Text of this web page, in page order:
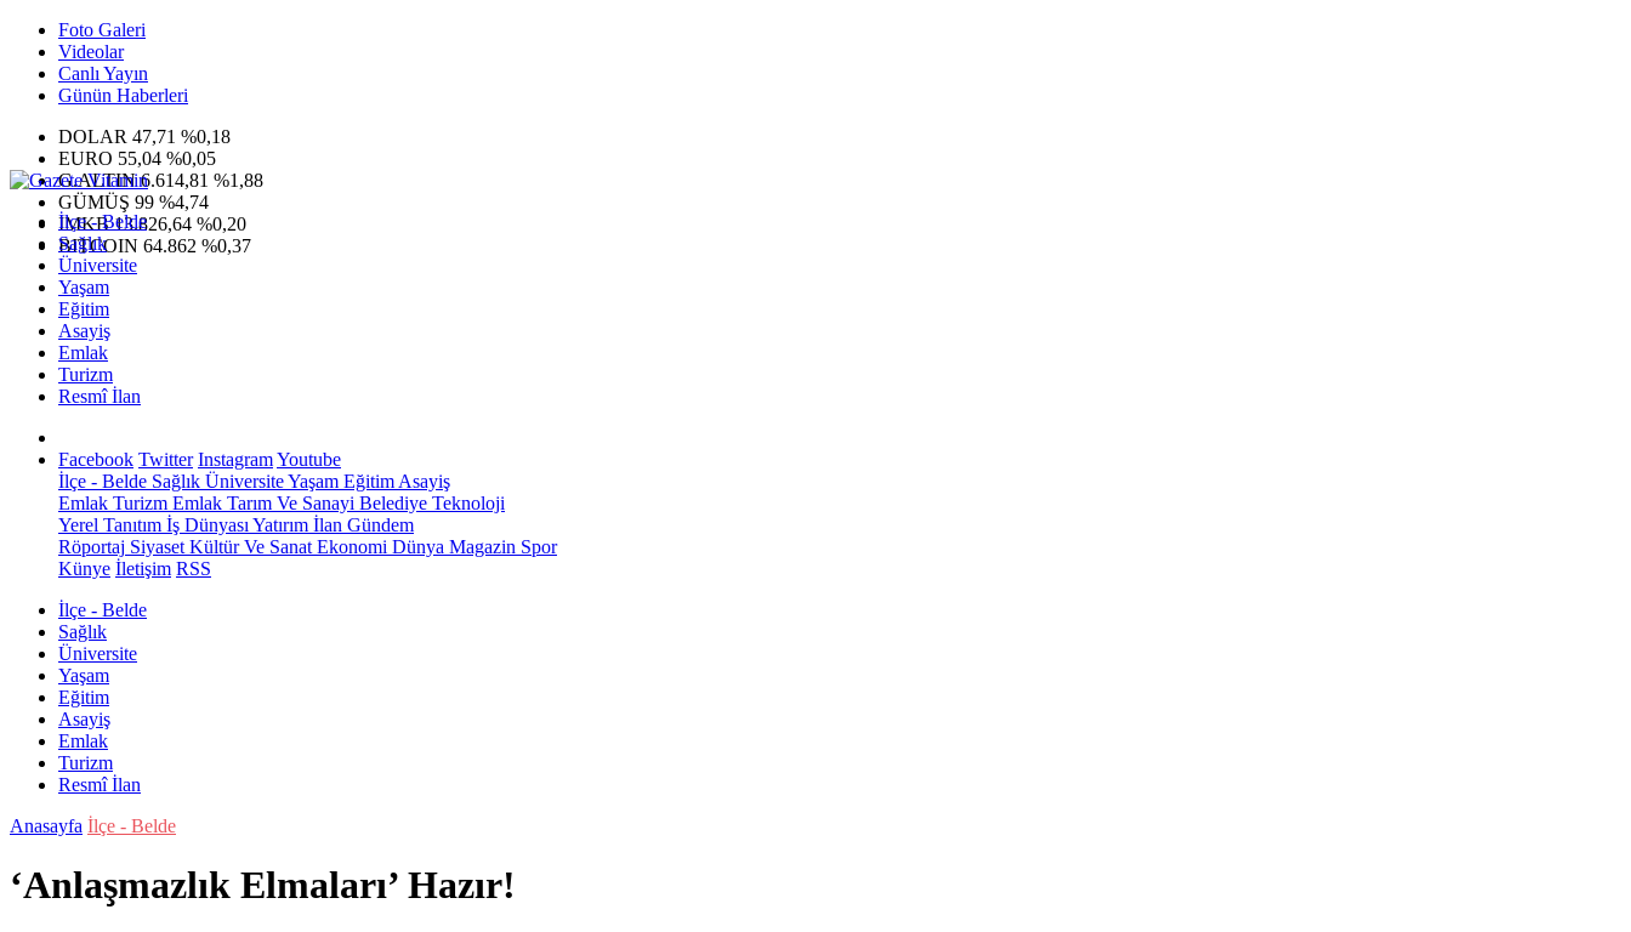
Foto Galeri
Videolar
Canlı Yayın
Günün Haberleri
DOLAR 47,71 %0,18
EURO 55,04 %0,05
G.ALTIN6.614,81 %1,88
GÜMÜŞ 99 %4,74
IMKB13.826,64 %0,20
BITCOIN 64.862 %0,37
İlçe - Belde
Sağlık
Üniversite
Yaşam
Eğitim
Asayiş
Emlak
Turizm
Resmî İlan
Facebook Twitter InstagramYoutube
İlçe - Belde Sağlık ÜniversiteYaşam Eğitim Asayiş
Emlak Turizm Emlak Tarım Ve Sanayi Belediye Teknoloji
Yerel Tanıtım İş Dünyası Yatırım İlan Gündem
Röportaj Siyaset Kültür Ve Sanat Ekonomi Dünya Magazin Spor
Künye İletişim RSS
İlçe - Belde
Sağlık
Üniversite
Yaşam
Eğitim
Asayiş
Emlak
Turizm
Resmî İlan
Anasayfa İlçe - Belde
‘Anlaşmazlık Elmaları’ Hazır!